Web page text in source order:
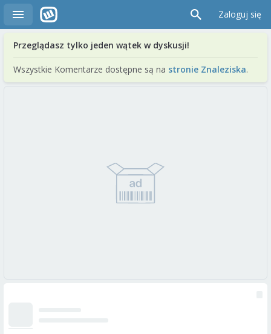
Zaloguj się
Przeglądasz tylko jeden wątek w dyskusji!
Wszystkie Komentarze dostępne są na stronie Znaleziska.